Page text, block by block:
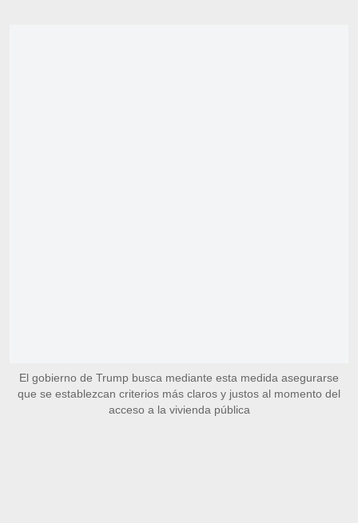
El gobierno de Trump busca mediante esta medida asegurarse
que se establezcan criterios más claros y justos al momento del
acceso a la vivienda pública